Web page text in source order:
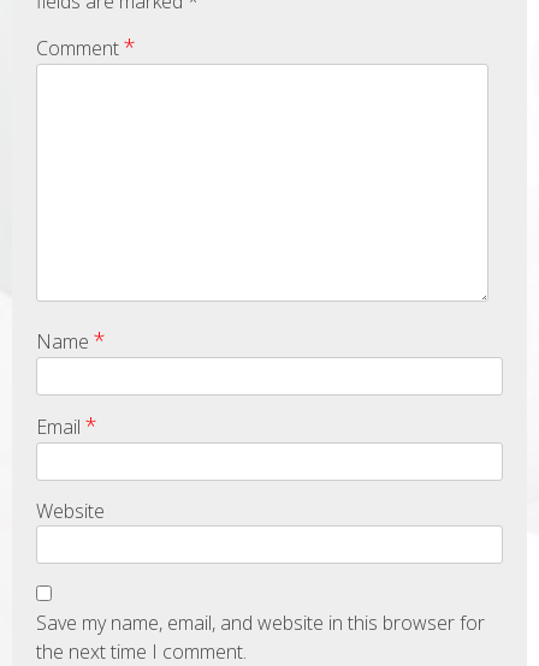
Comment*
Name *
Email *
Website
Save my name, email, and website in this browser for
the next time I comment.